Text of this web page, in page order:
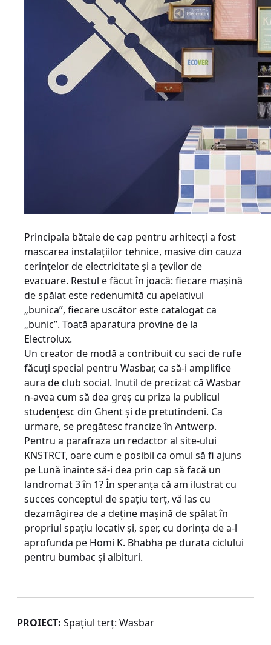
Principala bătaie de cap pentru arhitecţi a fost
mascarea instalaţiilor tehnice, masive din cauza
cerinţelor de electricitate şi a ţevilor de
evacuare. Restul e făcut în joacă: fiecare maşină
de spălat este redenumită cu apelativul
„bunica”, fiecare uscător este catalogat ca
„bunic”. Toată aparatura provine de la
Electrolux.
Un creator de modă a contribuit cu saci de rufe
făcuţi special pentru Wasbar, ca să-i amplifice
aura de club social. Inutil de precizat că Wasbar
n-avea cum să dea greş cu priza la publicul
studenţesc din Ghent şi de pretutindeni. Ca
urmare, se pregătesc francize în Antwerp.
Pentru a parafraza un redactor al site-ului
KNSTRCT, oare cum e posibil ca omul să fi ajuns
pe Lună înainte să-i dea prin cap să facă un
landromat 3 în 1? În speranţa că am ilustrat cu
succes conceptul de spaţiu terţ, vă las cu
dezamăgirea de a deţine maşină de spălat în
propriul spaţiu locativ şi, sper, cu dorinţa de a-l
aprofunda pe Homi K. Bhabha pe durata ciclului
pentru bumbac şi albituri.
PROIECT: Spaţiul terţ: Wasbar